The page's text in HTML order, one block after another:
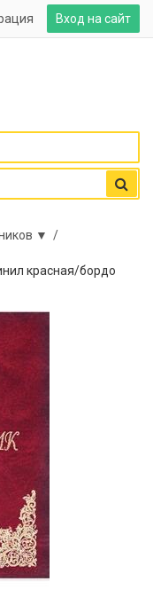
Вход на сайт
▼ /
красная/бордо